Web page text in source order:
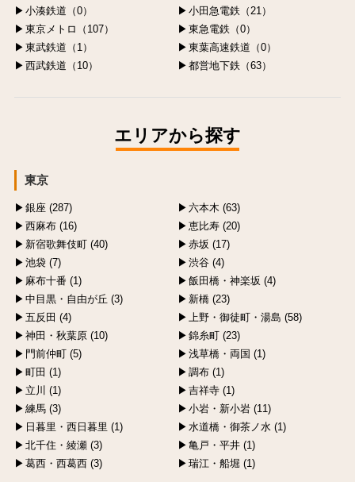
小湊鉄道（0）
小田急電鉄（21）
東京メトロ（107）
東急電鉄（0）
東武鉄道（1）
東葉高速鉄道（0）
西武鉄道（10）
都営地下鉄（63）
エリアから探す
東京
銀座 (287)
六本木 (63)
西麻布 (16)
恵比寿 (20)
新宿歌舞伎町 (40)
赤坂 (17)
池袋 (7)
渋谷 (4)
麻布十番 (1)
飯田橋・神楽坂 (4)
中目黒・自由が丘 (3)
新橋 (23)
五反田 (4)
上野・御徒町・湯島 (58)
神田・秋葉原 (10)
錦糸町 (23)
門前仲町 (5)
浅草橋・両国 (1)
町田 (1)
調布 (1)
立川 (1)
吉祥寺 (1)
練馬 (3)
小岩・新小岩 (11)
日暮里・西日暮里 (1)
水道橋・御茶ノ水 (1)
北千住・綾瀬 (3)
亀戸・平井 (1)
葛西・西葛西 (3)
瑞江・船堀 (1)